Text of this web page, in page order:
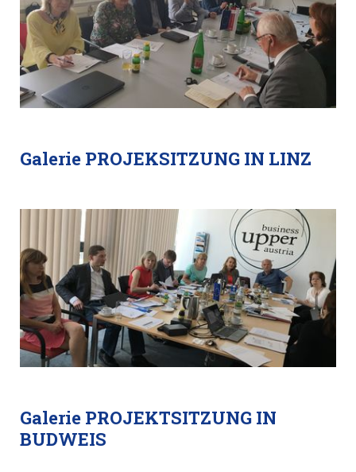
Galerie PROJEKSITZUNG IN LINZ
Galerie PROJEKTSITZUNG IN
BUDWEIS